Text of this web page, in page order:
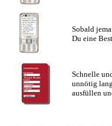
Sobald
Du eine
Schnelle
unnötig
ausfüllen